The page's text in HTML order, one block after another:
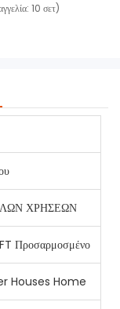
10 σετ)
ΧΡΗΣΕΩΝ
Προσαρμοσμένο
Houses Home